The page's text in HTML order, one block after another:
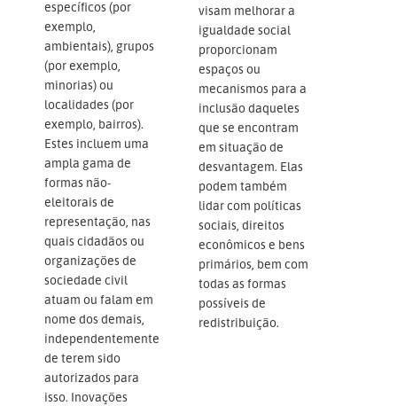
específicos (por
exemplo,
ambientais), grupos
(por exemplo,
minorias) ou
localidades (por
exemplo, bairros).
Estes incluem uma
ampla gama de
formas não-
eleitorais de
representação, nas
quais cidadãos ou
organizações de
sociedade civil
atuam ou falam em
nome dos demais,
independentemente
de terem sido
autorizados para
isso. Inovações
visam melhorar a
igualdade social
proporcionam
espaços ou
mecanismos para a
inclusão daqueles
que se encontram
em situação de
desvantagem. Elas
podem também
lidar com políticas
sociais, direitos
econômicos e bens
primários, bem com
todas as formas
possíveis de
redistribuição.